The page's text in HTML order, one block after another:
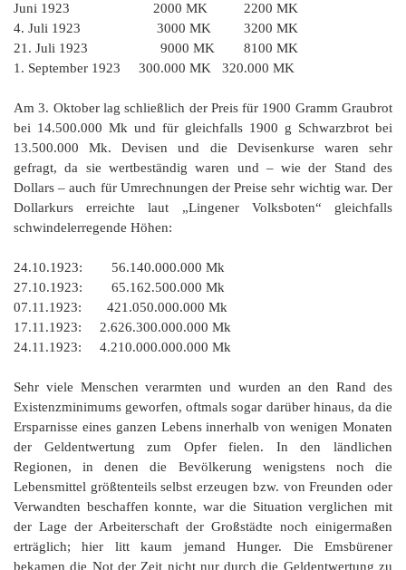
Juni 1923 2000 MK 2200 MK
4. Juli 1923 3000 MK 3200 MK
21. Juli 1923 9000 MK 8100 MK
1. September 1923 300.000 MK 320.000 MK
Am 3. Oktober lag schließlich der Preis für 1900 Gramm Graubrot
bei 14.500.000 Mk und für gleichfalls 1900 g Schwarzbrot bei
13.500.000 Mk. Devisen und die Devisenkurse waren sehr
gefragt, da sie wertbeständig waren und – wie der Stand des
Dollars – auch für Umrechnungen der Preise sehr wichtig war. Der
Dollarkurs erreichte laut „Lingener Volksboten“ gleichfalls
schwindelerregende Höhen:
24.10.1923: 56.140.000.000 Mk
27.10.1923: 65.162.500.000 Mk
07.11.1923: 421.050.000.000 Mk
17.11.1923: 2.626.300.000.000 Mk
24.11.1923: 4.210.000.000.000 Mk
Sehr viele Menschen verarmten und wurden an den Rand des
Existenzminimums geworfen, oftmals sogar darüber hinaus, da die
Ersparnisse eines ganzen Lebens innerhalb von wenigen Monaten
der Geldentwertung zum Opfer fielen. In den ländlichen
Regionen, in denen die Bevölkerung wenigstens noch die
Lebensmittel größtenteils selbst erzeugen bzw. von Freunden oder
Verwandten beschaffen konnte, war die Situation verglichen mit
der Lage der Arbeiterschaft der Großstädte noch einigermaßen
erträglich; hier litt kaum jemand Hunger. Die Emsbürener
bekamen die Not der Zeit nicht nur durch die Geldentwertung zu